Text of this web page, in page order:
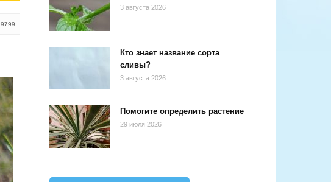
3 августа 2026
Кто знает название сорта
сливы?
3 августа 2026
Помогите определить растение
29 июля 2026